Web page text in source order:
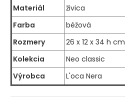
Materiál
živica
Farba
béžová
Rozmery
26 x 12 x 34 h cm
Kolekcia
Neo classic
Výrobca
L'oca Nera